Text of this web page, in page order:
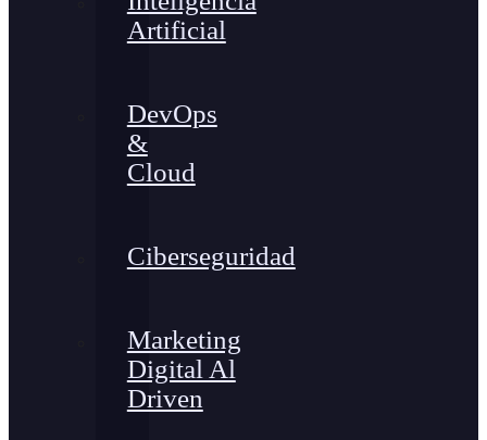
Artificial
DevOps
&
Cloud
Ciberseguridad
Marketing
Digital Al
Driven